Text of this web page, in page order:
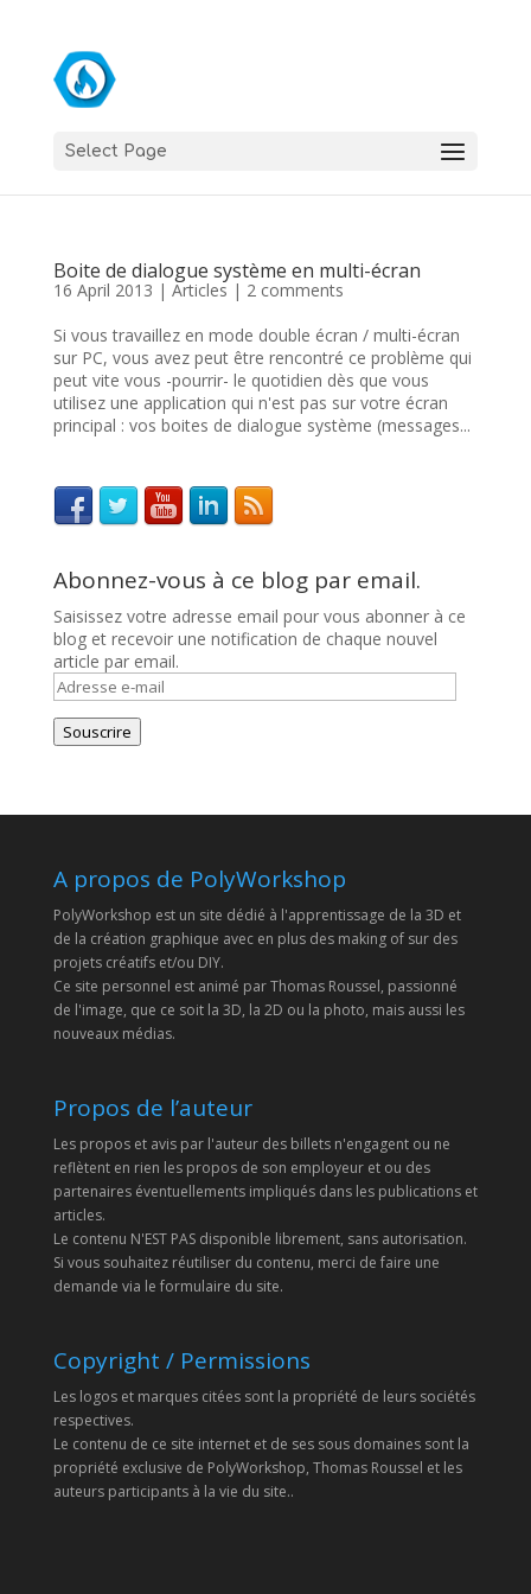
Select Page
Boite de dialogue système en multi-écran
16 April 2013 | Articles | 2 comments
Si vous travaillez en mode double écran / multi-écran
sur PC, vous avez peut être rencontré ce problème qui
peut vite vous -pourrir- le quotidien dès que vous
utilisez une application qui n'est pas sur votre écran
principal : vos boites de dialogue système (messages...
Abonnez-vous à ce blog par email.
Saisissez votre adresse email pour vous abonner à ce
blog et recevoir une notification de chaque nouvel
article par email.
Adresse
e-
mail
Souscrire
A propos de PolyWorkshop
PolyWorkshop est un site dédié à l'apprentissage de la 3D et
de la création graphique avec en plus des making of sur des
projets créatifs et/ou DIY.
Ce site personnel est animé par Thomas Roussel, passionné
de l'image, que ce soit la 3D, la 2D ou la photo, mais aussi les
nouveaux médias.
Propos de l’auteur
Les propos et avis par l'auteur des billets n'engagent ou ne
reflètent en rien les propos de son employeur et ou des
partenaires éventuellements impliqués dans les publications et
articles.
Le contenu N'EST PAS disponible librement, sans autorisation.
Si vous souhaitez réutiliser du contenu, merci de faire une
demande via le formulaire du site.
Copyright / Permissions
Les logos et marques citées sont la propriété de leurs sociétés
respectives.
Le contenu de ce site internet et de ses sous domaines sont la
propriété exclusive de PolyWorkshop, Thomas Roussel et les
auteurs participants à la vie du site..